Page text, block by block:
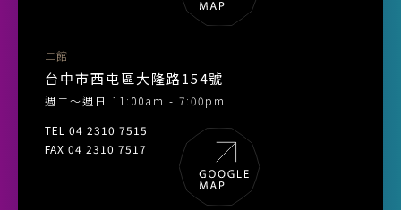
二館
台中市西屯區大隆路154號
週二～週日 11:00am - 7:00pm
TEL 04 2310 7515
FAX 04 2310 7517